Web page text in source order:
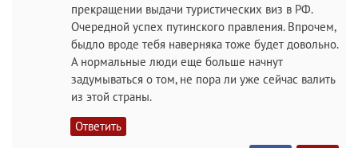
прекращении выдачи туристических виз в РФ.
Очередной успех путинского правления. Впрочем,
быдло вроде тебя наверняка тоже будет довольно.
А нормальные люди еще больше начнут
задумываться о том, не пора ли уже сейчас валить
из этой страны.
Ответить